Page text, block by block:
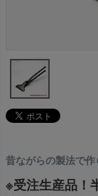
昔ながらの製法で
※受注生産品！